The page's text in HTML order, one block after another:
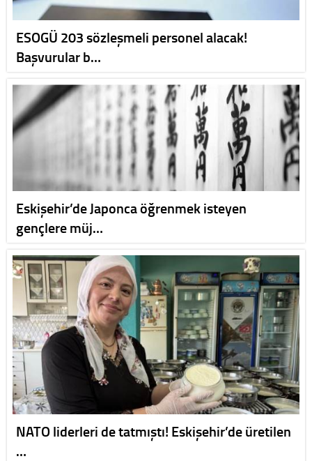
ESOGÜ 203 sözleşmeli personel alacak!
Başvurular b…
Eskişehir’de Japonca öğrenmek isteyen
gençlere müj…
NATO liderleri de tatmıştı! Eskişehir’de üretilen
…